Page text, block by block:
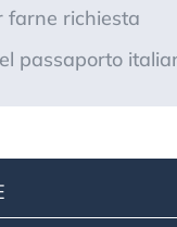
farne richiesta
passaporto